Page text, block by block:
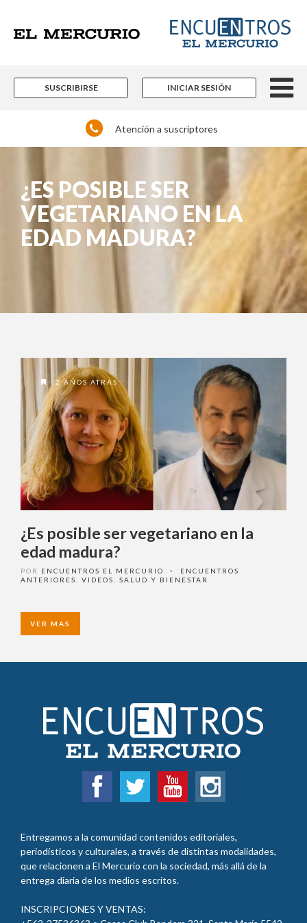
SUSCRIBIRSE INICIAR SESIÓN
Atención a suscriptores
¿ES POSIBLE SER
VEGETARIANO EN LA
EDAD MADURA?
2 AÑOS ATRAS
¿Es posible ser vegetariano en la
edad madura?
POR ENCUENTROS EL MERCURIO •
ENCUENTROS
ANTERIORES
VIDEOS SALUD Y BIENESTAR
VER MAS
Entregamos a la comunidad contenidos editoriales,
periodísticos y culturales, a través de distintas modalidades,
que relacionen a El Mercurio con la sociedad, más allá de la
entrega diaria de los medios escritos.
INSCRIPCIONES Y VENTAS: